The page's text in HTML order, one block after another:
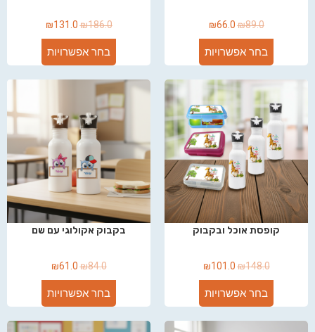
₪89.0
₪66.0
בחר אפשרויות
₪186.0
₪131.0
בחר אפשרויות
קופסת אוכל ובקבוק
₪148.0
₪101.0
בחר אפשרויות
בקבוק אקולוגי עם שם
₪84.0
₪61.0
בחר אפשרויות